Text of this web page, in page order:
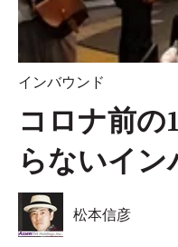
インバウンド
コロナ前の
らないイ
松本信彦